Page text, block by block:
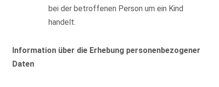
bei der betroffenen Person um ein Kind
handelt.
Information über die Erhebung personenbezogener
Daten